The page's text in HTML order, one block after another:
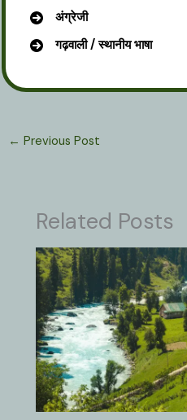
अंग्रेजी
गढ़वाली / स्थानीय भाषा
← Previous Post
Related Posts